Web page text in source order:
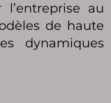
au
de haute
dynamiques